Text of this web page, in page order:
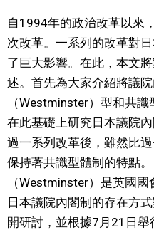
文化
科學技術
生活
運動
娛樂
自1994年的政治改革以來
次改革。一系列的改革對
了巨大影響。在此，本文
述。首先為大家介紹將議
（Westminster）型和共
在此基礎上研究日本議院
過一系列改革後，雖然比
保持著共識型體制的特點
（Westminster）是英國
日本議院內閣制的存在方
開研討，並根據7月21日